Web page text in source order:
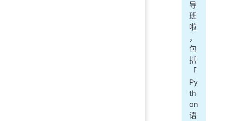
导
班
啦
，
包
括
「
Py
th
on
语